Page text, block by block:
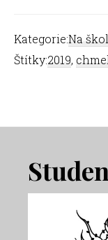
Kategorie:Na
Štítky:2019, chmel
Footer